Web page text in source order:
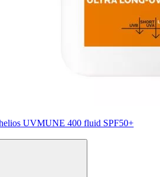
UVMUNE 400 fluid SPF50+